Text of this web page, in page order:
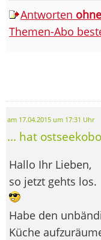
Antworten ohne
Themen-Abo
am 17.04.2015 um 17:31 Uhr
... hat
Hallo Ihr Lieben,
so jetzt gehts los.
Habe den
Küche